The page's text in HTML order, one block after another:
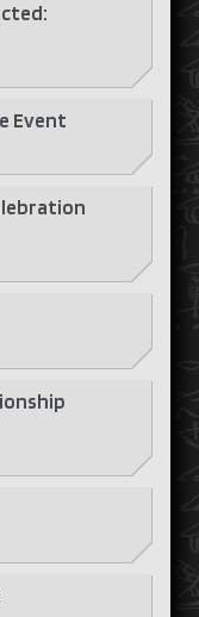
Event